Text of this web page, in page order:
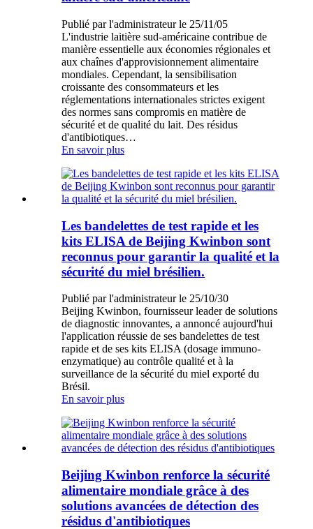
Publié par l'administrateur le 25/11/05
L'industrie laitière sud-américaine contribue de
manière essentielle aux économies régionales et
aux chaînes d'approvisionnement alimentaire
mondiales. Cependant, la sensibilisation
croissante des consommateurs et les
réglementations internationales strictes exigent
des normes sans compromis en matière de
sécurité et de qualité du lait. Des résidus
d'antibiotiques…
En savoir plus
Les bandelettes de test rapide et les
kits ELISA de Beijing Kwinbon sont
reconnus pour garantir la qualité et la
sécurité du miel brésilien.
Publié par l'administrateur le 25/10/30
Beijing Kwinbon, fournisseur leader de solutions
de diagnostic innovantes, a annoncé aujourd'hui
l'application réussie de ses bandelettes de test
rapide et de ses kits ELISA (dosage immuno-
enzymatique) au contrôle qualité et à la
surveillance de la sécurité du miel exporté du
Brésil.
En savoir plus
Beijing Kwinbon renforce la sécurité
alimentaire mondiale grâce à des
solutions avancées de détection des
résidus d'antibiotiques